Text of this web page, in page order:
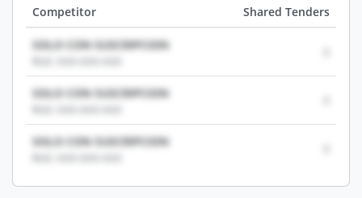
Competitor Shared Tenders
SOLO CON SUSCRIPCION
SOLO CON SUSCRIPCION
SOLO CON SUSCRIPCION